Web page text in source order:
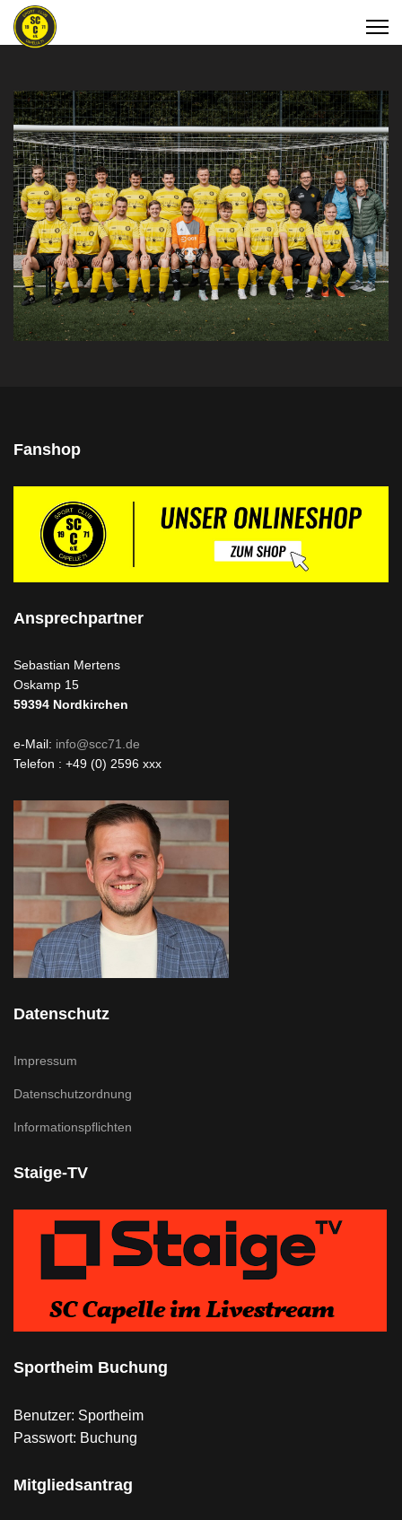
Fanshop
Ansprechpartner
Sebastian Mertens
Oskamp 15
59394 Nordkirchen
e-Mail: info@scc71.de
Telefon : +49 (0) 2596 xxx
Datenschutz
Impressum
Datenschutzordnung
Informationspflichten
Staige-TV
Sportheim Buchung
Benutzer: Sportheim
Passwort: Buchung
Mitgliedsantrag